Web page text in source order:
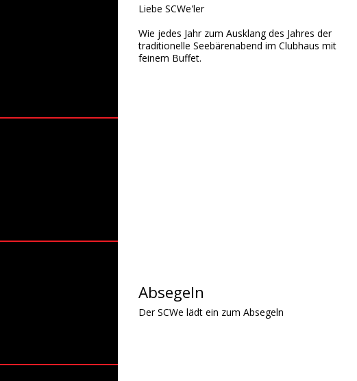
Liebe SCWe'ler
Wie jedes Jahr zum Ausklang des Jahres der
traditionelle Seebärenabend im Clubhaus mit
feinem Buffet.
Absegeln
Der SCWe lädt ein zum Absegeln